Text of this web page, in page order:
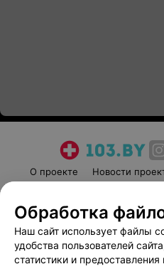
О проекте Новости
Пользовательское
Вакансии
Написать
Обработка
Наш сайт использует файлы
удобства пользователей
статистики и